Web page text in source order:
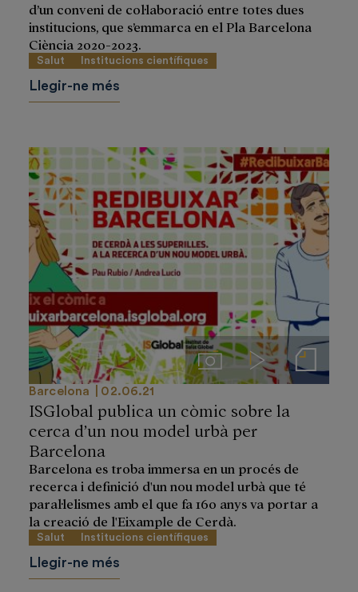
d’un conveni de col·laboració entre totes dues
institucions, que s’emmarca en el Pla Barcelona
Ciència 2020-2023.
Salut Institucions científiques
Llegir-ne més
ImágenesVideos Notas de prensa
Barcelona 02.06.21
ISGlobal publica un còmic sobre la
cerca d’un nou model urbà per
Barcelona
Barcelona es troba immersa en un procés de
recerca i definició d'un nou model urbà que té
paral·lelismes amb el que fa 160 anys va portar a
la creació de l'Eixample de Cerdà.
Salut Institucions científiques
Llegir-ne més